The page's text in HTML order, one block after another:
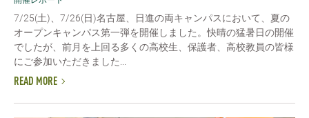
7/25(土)、7/26(日)名古屋、日進の両キャンパスにおいて、夏の
オープンキャンパス第一弾を開催しました。快晴の猛暑日の開催
でしたが、前月を上回る多くの高校生、保護者、高校教員の皆様
にご参加いただきました...
READ MORE